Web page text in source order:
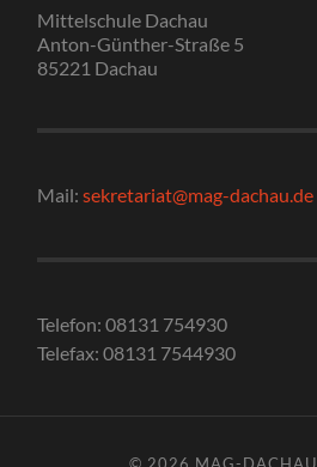
Mittelschule Dachau
Anton-Günther-Straße 5
85221 Dachau
Mail:sekretariat@mag-dachau.de
Telefon: 08131 754930
Telefax: 08131 7544930
© 2026 MAG-DACHAU